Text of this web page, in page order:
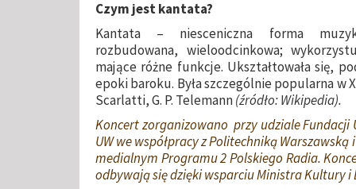
Czym jest kantata?
Kantata – niesceniczna forma
rozbudowana, wieloodcinkowa;
mające różne funkcje. Ukształtowała się,
epoki baroku. Była szczególnie popularna w
Scarlatti, G. P. Telemann(źródło: Wikipedia).
Koncert zorganizowano przy udziale
UW we współpracy z Politechniką
medialnym Programu 2 Polskiego Radia.
odbywają się dzięki wsparciu Ministra Kultury